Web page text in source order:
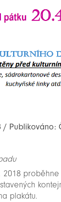
/ Publikováno:
plakátu.